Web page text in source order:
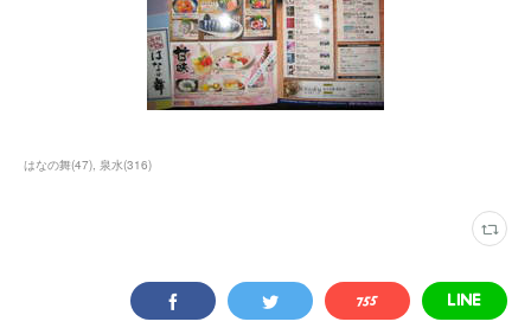
はなの舞(47) 泉水(316)